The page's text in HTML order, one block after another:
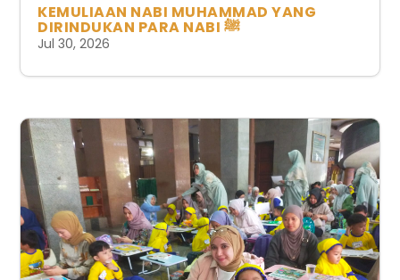
KEMULIAAN NABI MUHAMMAD YANG
DIRINDUKAN PARA NABI ﷺ
Jul 30, 2026